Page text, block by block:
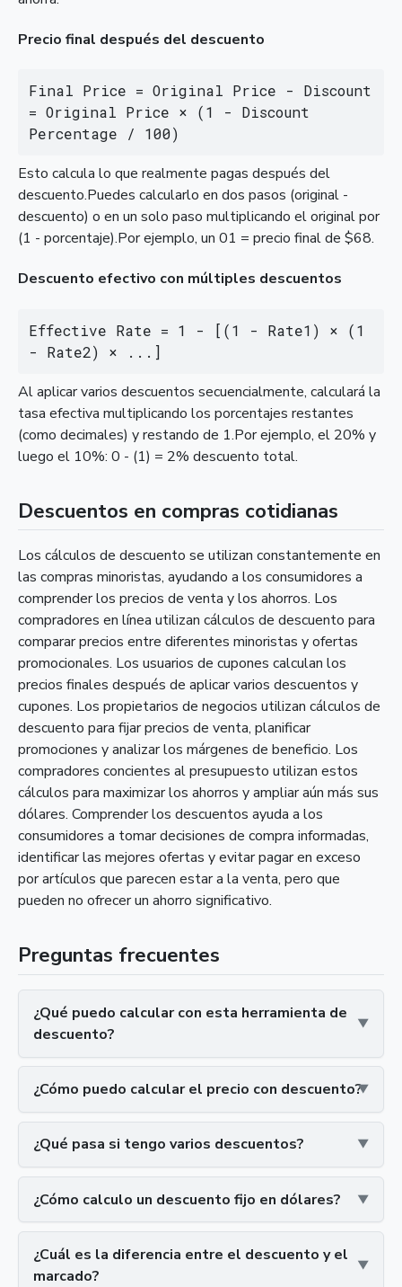
Precio final después del descuento
Final Price = Original Price - Discount
= Original Price × (1 - Discount
Percentage / 100)
Esto calcula lo que realmente pagas después del
descuento.Puedes calcularlo en dos pasos (original -
descuento) o en un solo paso multiplicando el original por
(1 - porcentaje).Por ejemplo, un 01 = precio final de $68.
Descuento efectivo con múltiples descuentos
Effective Rate = 1 - [(1 - Rate1) × (1
- Rate2) × ...]
Al aplicar varios descuentos secuencialmente, calculará la
tasa efectiva multiplicando los porcentajes restantes
(como decimales) y restando de 1.Por ejemplo, el 20% y
luego el 10%: 0 - (1) = 2% descuento total.
Descuentos en compras cotidianas
Los cálculos de descuento se utilizan constantemente en
las compras minoristas, ayudando a los consumidores a
comprender los precios de venta y los ahorros. Los
compradores en línea utilizan cálculos de descuento para
comparar precios entre diferentes minoristas y ofertas
promocionales. Los usuarios de cupones calculan los
precios finales después de aplicar varios descuentos y
cupones. Los propietarios de negocios utilizan cálculos de
descuento para fijar precios de venta, planificar
promociones y analizar los márgenes de beneficio. Los
compradores concientes al presupuesto utilizan estos
cálculos para maximizar los ahorros y ampliar aún más sus
dólares. Comprender los descuentos ayuda a los
consumidores a tomar decisiones de compra informadas,
identificar las mejores ofertas y evitar pagar en exceso
por artículos que parecen estar a la venta, pero que
pueden no ofrecer un ahorro significativo.
Preguntas frecuentes
¿Qué puedo calcular con esta herramienta de
descuento?
¿Cómo puedo calcular el precio con descuento?
¿Qué pasa si tengo varios descuentos?
¿Cómo calculo un descuento fijo en dólares?
¿Cuál es la diferencia entre el descuento y el
marcado?